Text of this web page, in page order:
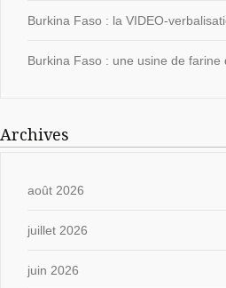
Burkina Faso : la VIDEO-
Burkina Faso : une usine de
Archives
août 2026
juillet 2026
juin 2026